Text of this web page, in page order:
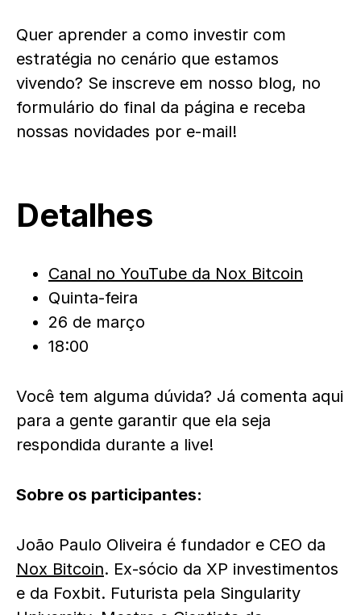
Quer aprender a como investir com
estratégia no cenário que estamos
vivendo? Se inscreve em nosso blog, no
formulário do final da página e receba
nossas novidades por e-mail!
Detalhes
Canal no YouTube da Nox Bitcoin
Quinta-feira
26 de março
18:00
Você tem alguma dúvida? Já comenta aqui
para a gente garantir que ela seja
respondida durante a live!
Sobre os participantes:
João Paulo Oliveira é fundador e CEO da
Nox Bitcoin. Ex-sócio da XP investimentos
e da Foxbit. Futurista pela Singularity